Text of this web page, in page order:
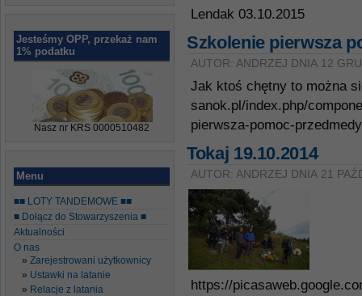
Jesteśmy OPP, przekaż nam
1% podatku
Nasz nr KRS 0000510482
Menu
■■ LOTY TANDEMOWE ■■
■ Dołącz do Stowarzyszenia ■
Aktualności
O nas
Zarejestrowani użytkownicy
Ustawki na latanie
Relacje z latania
Lendak 03.10.2015
Szkolenie pierwsza
AUTOR: ANDRZEJ DNIA 12
Jak ktoś chętny to można
sanok.pl/index.php/
pierwsza-pomoc-
Tokaj 19.10.2014
AUTOR: ANDRZEJ DNIA 21
https://